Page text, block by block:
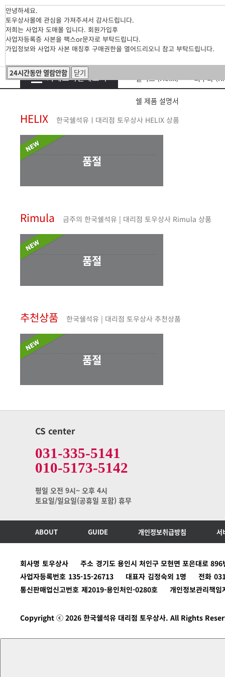
카테고리전체보기 힐릭스 (Helix) 리무라
쉘 제품 설명서
HELIX 한국쉘석유ㅣ대리점 토우상사 HELIX 상품
품절
Rimula 금주의 한국쉘석유 | 대리점 토우상사 Rimula 상품
품절
추천상품 한국쉘석유 | 대리점 토우상사 추천상품
품절
CS center
031-335-5141
010-5173-5142
평일 오전 9시~ 오후 4시
토요일/일요일(공휴일 포함) 휴무
안녕하세요.
토우상사몰에 관심을 가져주셔서 감사드립니다.
저희는 사업자 도매몰 입니다. 회원가입후
사업자등록증 사본을 팩스or문자로 부탁드립니다.
가입정보와 사업자 사본 매칭후 구매권한을 열어드리오니 참고 부탁드립니다.
24시간동안 열람안함 닫기
ABOUT GUIDE 개인정보취급방침 서
회사명 토우상사 주소 경기도 용인시 처인구 모현면 포은대로
사업자등록번호 135-15-26713 대표자 김정숙외 1명 전화
통신판매업신고번호 제2019-용인처인-0280호 개인정보관리책임
Copyright ⓒ 2026 한국쉘석유 대리점 토우상사. All Rights